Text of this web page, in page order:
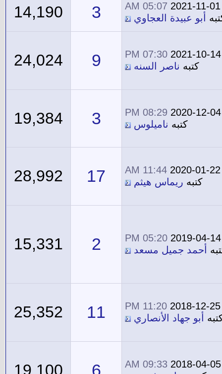
2021-11-01
05:07 AM
أبو عبيدة العجاوي 3
14,190
2021-10-14
07:30 PM
كتبه ناصر السنه 9
24,024
2020-12-04
08:29 PM
كتبه ناميلوس 3
19,384
2020-01-22
11:44 AM
كتبه ريماس هيثم 17
28,992
2019-04-14
05:20 PM
أحمد جميل مسعد 2
15,331
2018-12-25
11:20 PM
أبو جهاد الأنصاري 11
25,352
2018-04-05
09:33 AM
6
19,100